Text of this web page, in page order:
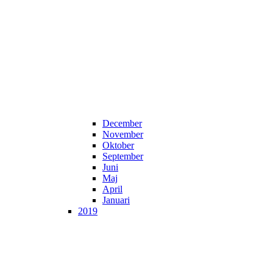
December
November
Oktober
September
Juni
Maj
April
Januari
2019